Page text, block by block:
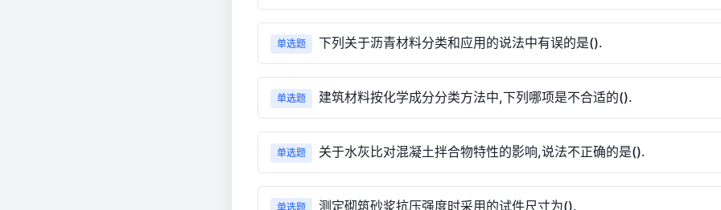
单选题 下列关于沥青材料分类和应用的说法中有误的是().
单选题 建筑材料按化学成分分类方法中,下列哪项是不合适的().
单选题 关于水灰比对混凝土拌合物特性的影响,说法不正确的是().
单选题 测定砌筑砂浆抗压强度时采用的试件尺寸为().